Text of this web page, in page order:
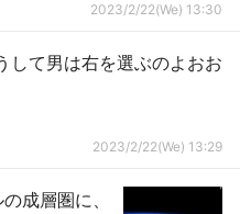
2023/2/22(We) 13:30
して男は右を選ぶのよおお
2023/2/22(We) 13:29
成層圏に、